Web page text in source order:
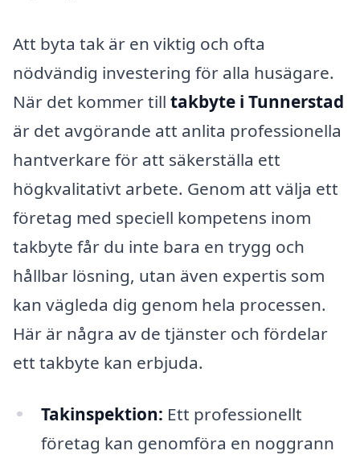
Att byta tak är en viktig och ofta
nödvändig investering för alla husägare.
När det kommer till takbyte i Tunnerstad
är det avgörande att anlita professionella
hantverkare för att säkerställa ett
högkvalitativt arbete. Genom att välja ett
företag med speciell kompetens inom
takbyte får du inte bara en trygg och
hållbar lösning, utan även expertis som
kan vägleda dig genom hela processen.
Här är några av de tjänster och fördelar
ett takbyte kan erbjuda.
Takinspektion: Ett professionellt
företag kan genomföra en noggrann